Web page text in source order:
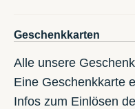
Geschenkkarten
Alle unsere
Eine Geschenkkarte
Infos zum Einlösen